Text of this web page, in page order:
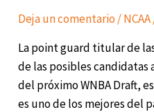
Deja un comentario /NCAA
La point guard titular de
de las posibles candidatas
del próximo WNBA Draft,
es uno de los mejores del